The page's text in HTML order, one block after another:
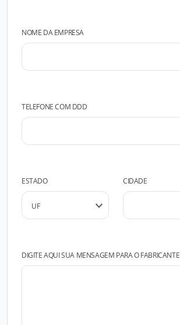
NOME DA EMPRESA
TELEFONE COM DDD
ESTADO CIDADE
DIGITE AQUI SUA MENSAGEM PARA O FABRICANTE